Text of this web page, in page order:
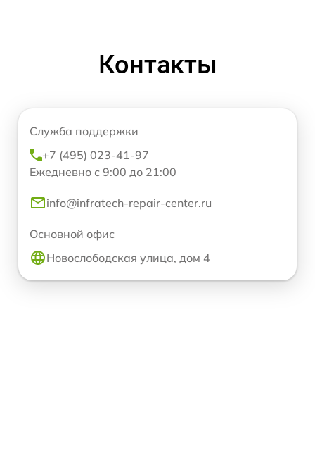
Контакты
Служба поддержки
+7 (495) 023-41-97
Ежедневно с 9:00 до 21:00
info@infratech-repair-center.ru
Основной офис
Новослободская улица, дом 4